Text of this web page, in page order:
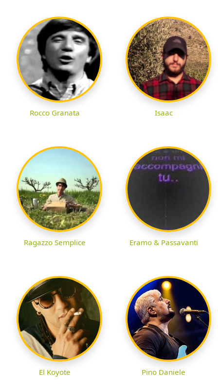
Rocco Granata Isaac
Ragazzo Semplice Eramo & Passavanti
El Koyote Pino Daniele